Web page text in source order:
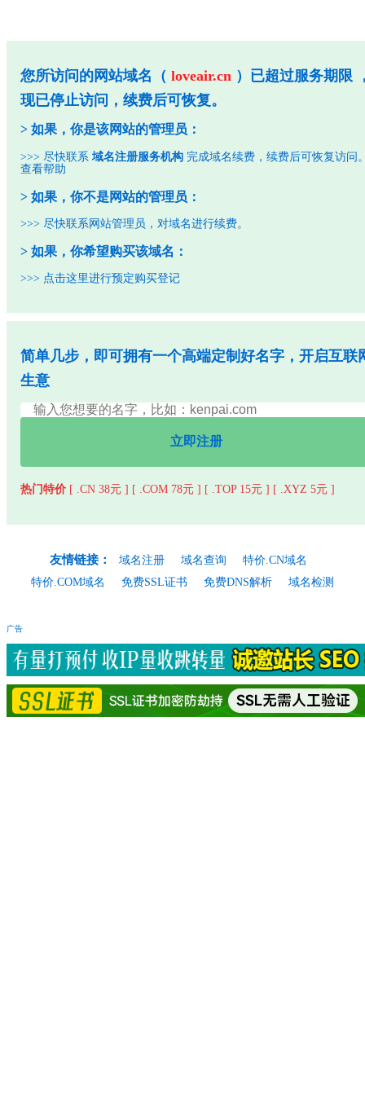
您所访问的网站域名（loveair.cn ）已超过服务期限
现已停止访问，续费后可恢复。
> 如果，你是该网站的管理员：
>>> 尽快联系域名注册服务机构 完成域名续费，续费后可恢复访问
查看帮助
> 如果，你不是网站的管理员：
>>> 尽快联系网站管理员，对域名进行续费。
> 如果，你希望购买该域名：
>>> 点击这里进行预定购买登记
简单几步，即可拥有一个高端定制好名字，开启互联
生意
立即注册
热门特价 [ .CN 38元 ] [ .COM 78元 ] [ .TOP 15元 ] [ .XYZ 5元 ]
友情链接： 域名注册 域名查询
特价.CN域名
特价.COM域名
免费SSL证书 免费DNS解析 域名检测
广告